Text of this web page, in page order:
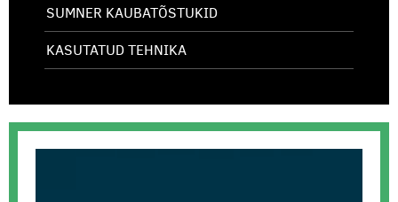
SUMNER KAUBATÕSTUKID
KASUTATUD TEHNIKA